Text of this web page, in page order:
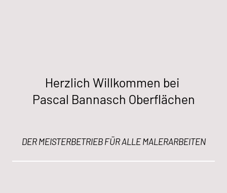
Herzlich Willkommen bei
Pascal Bannasch Oberflächen
DER MEISTERBETRIEB FÜR ALLE MALERARBEITEN